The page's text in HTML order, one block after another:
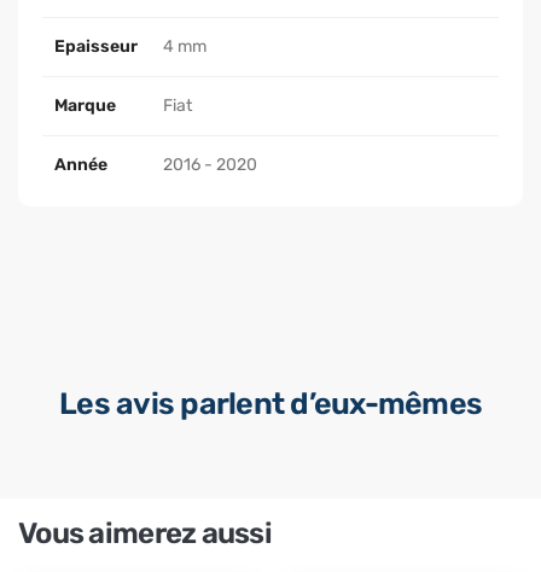
Epaisseur 4 mm
Marque Fiat
Année 2016 - 2020
Les avis parlent d’eux-mêmes
Vous aimerez aussi